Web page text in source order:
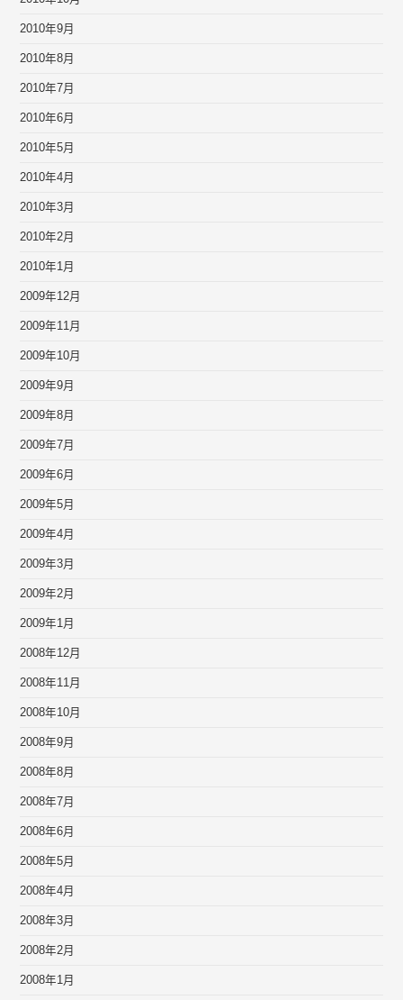
2010年9月
2010年8月
2010年7月
2010年6月
2010年5月
2010年4月
2010年3月
2010年2月
2010年1月
2009年12月
2009年11月
2009年10月
2009年9月
2009年8月
2009年7月
2009年6月
2009年5月
2009年4月
2009年3月
2009年2月
2009年1月
2008年12月
2008年11月
2008年10月
2008年9月
2008年8月
2008年7月
2008年6月
2008年5月
2008年4月
2008年3月
2008年2月
2008年1月